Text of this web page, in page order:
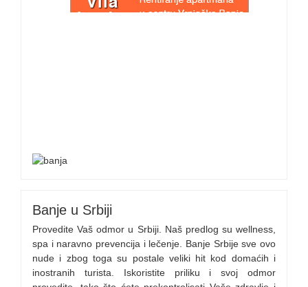
Banje u Srbiji
Provedite Vaš odmor u Srbiji. Naš predlog su wellness,
spa i naravno prevencija i lečenje. Banje Srbije sve ovo
nude i zbog toga su postale veliki hit kod domaćih i
inostranih turista. Iskoristite priliku i svoj odmor